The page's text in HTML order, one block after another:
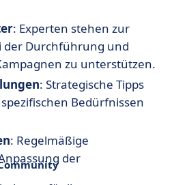
: Experten stehen zur
der Durchführung und
zu unterstützen.
: Strategische Tipps
Bedürfnissen
: Regelmäßige
der